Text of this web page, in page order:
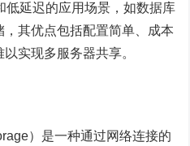
延迟的应用场景，如数据库
其优点包括配置简单、成本
实现多服务器共享。
）是一种通过网络连接的